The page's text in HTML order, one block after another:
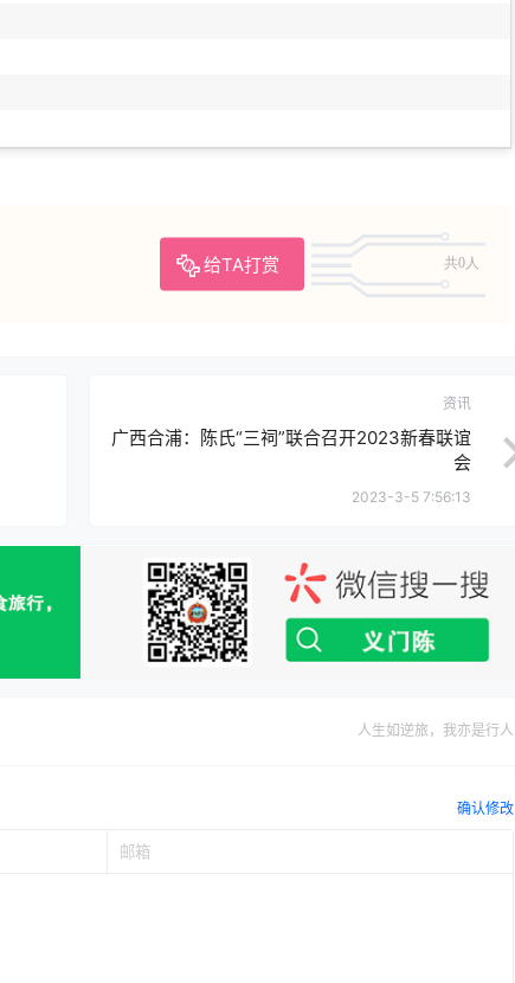
给TA打赏 共0人
资讯
广西合浦：陈氏“三祠”联合召开2023新春联谊
会
2023-3-5 7:56:13
人生如逆旅，我亦是行人
确认修改